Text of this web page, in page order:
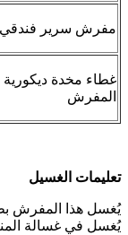
مفرش سرير فندقي
غطاء مخدة
المفرش
تعليمات الغسيل
يُغسل هذا المفرش
يُغسل في غسالة